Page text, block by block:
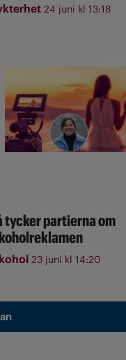
24 juni kl 13:18
tycker partierna om
23 juni kl 14:20